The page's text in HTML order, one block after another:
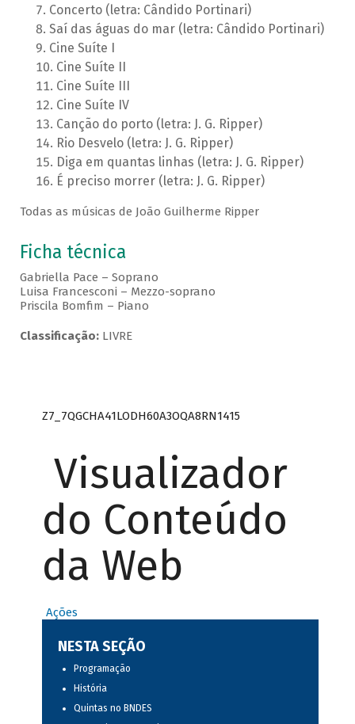
Concerto (letra: Cândido Portinari)
Saí das águas do mar (letra: Cândido Portinari)
Cine Suíte I
Cine Suíte II
Cine Suíte III
Cine Suíte IV
Canção do porto (letra: J. G. Ripper)
Rio Desvelo (letra: J. G. Ripper)
Diga em quantas linhas (letra: J. G. Ripper)
É preciso morrer (letra: J. G. Ripper)
Todas as músicas de João Guilherme Ripper
Ficha técnica
Gabriella Pace – Soprano
Luisa Francesconi – Mezzo-soprano
Priscila Bomfim – Piano
Classificação:LIVRE
Z7_7QGCHA41LODH60A3OQA8RN1415
Visualizador
do Conteúdo
da Web
Ações
NESTA SEÇÃO
Programação
História
Quintas no BNDES